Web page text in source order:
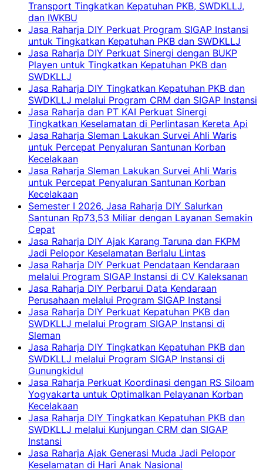
Transport Tingkatkan Kepatuhan PKB, SWDKLLJ,
dan IWKBU
Jasa Raharja DIY Perkuat Program SIGAP Instansi
untuk Tingkatkan Kepatuhan PKB dan SWDKLLJ
Jasa Raharja DIY Perkuat Sinergi dengan BUKP
Playen untuk Tingkatkan Kepatuhan PKB dan
SWDKLLJ
Jasa Raharja DIY Tingkatkan Kepatuhan PKB dan
SWDKLLJ melalui Program CRM dan SIGAP Instansi
Jasa Raharja dan PT KAI Perkuat Sinergi
Tingkatkan Keselamatan di Perlintasan Kereta Api
Jasa Raharja Sleman Lakukan Survei Ahli Waris
untuk Percepat Penyaluran Santunan Korban
Kecelakaan
Jasa Raharja Sleman Lakukan Survei Ahli Waris
untuk Percepat Penyaluran Santunan Korban
Kecelakaan
Semester I 2026, Jasa Raharja DIY Salurkan
Santunan Rp73,53 Miliar dengan Layanan Semakin
Cepat
Jasa Raharja DIY Ajak Karang Taruna dan FKPM
Jadi Pelopor Keselamatan Berlalu Lintas
Jasa Raharja DIY Perkuat Pendataan Kendaraan
melalui Program SIGAP Instansi di CV Kaleksanan
Jasa Raharja DIY Perbarui Data Kendaraan
Perusahaan melalui Program SIGAP Instansi
Jasa Raharja DIY Perkuat Kepatuhan PKB dan
SWDKLLJ melalui Program SIGAP Instansi di
Sleman
Jasa Raharja DIY Tingkatkan Kepatuhan PKB dan
SWDKLLJ melalui Program SIGAP Instansi di
Gunungkidul
Jasa Raharja Perkuat Koordinasi dengan RS Siloam
Yogyakarta untuk Optimalkan Pelayanan Korban
Kecelakaan
Jasa Raharja DIY Tingkatkan Kepatuhan PKB dan
SWDKLLJ melalui Kunjungan CRM dan SIGAP
Instansi
Jasa Raharja Ajak Generasi Muda Jadi Pelopor
Keselamatan di Hari Anak Nasional